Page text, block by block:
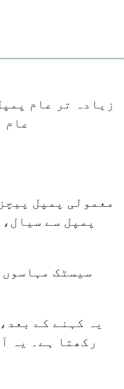
زیادہ تر عام
عام
معمولی پمپل
پمپل سے
سیسٹک مہاسوں
یہ کہنے کے
رکھتا ہے۔ یہ